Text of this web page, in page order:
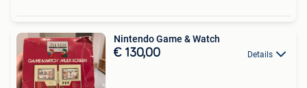
Nintendo Game & Watch
€ 130,00 Details